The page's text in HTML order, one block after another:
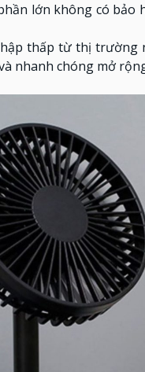
lớn không có bảo
thấp từ thị trường
nhanh chóng mở